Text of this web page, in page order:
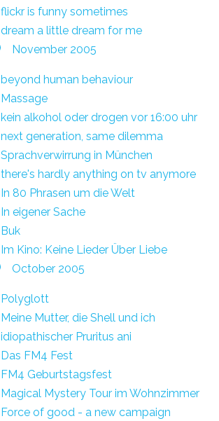
flickr is funny sometimes
dream a little dream for me
November 2005
beyond human behaviour
Massage
kein alkohol oder drogen vor 16:00 uhr
next generation, same dilemma
Sprachverwirrung in München
there's hardly anything on tv anymore
In 80 Phrasen um die Welt
In eigener Sache
Buk
Im Kino: Keine Lieder Über Liebe
October 2005
Polyglott
Meine Mutter, die Shell und ich
idiopathischer Pruritus ani
Das FM4 Fest
FM4 Geburtstagsfest
Magical Mystery Tour im Wohnzimmer
Force of good - a new campaign